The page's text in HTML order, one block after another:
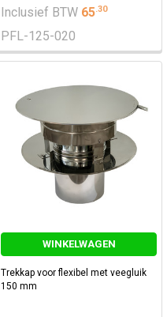
Inclusief BTW 65.30
PFL-125-020
WINKELWAGEN
Trekkap voor flexibel met veegluik
150 mm